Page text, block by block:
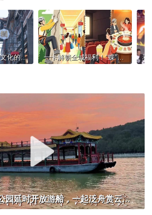
一条从买东西到逛文化的老街：老字号博物馆撬动大栅栏消费增量 一卡解锁全城福利！“蝶”卡使用攻略来啦——
北京多家市属公园延时开放游船，一起泛舟赏云霞！